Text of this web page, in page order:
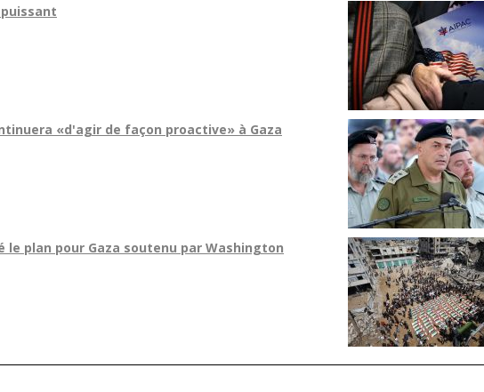
«d'agir de façon proactive» à Gaza
le plan pour Gaza soutenu par Washington